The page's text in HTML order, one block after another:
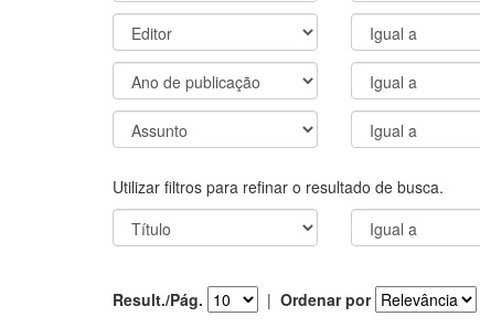
Utilizar filtros para refinar o resultado de busca.
Result./Pág. | Ordenar por